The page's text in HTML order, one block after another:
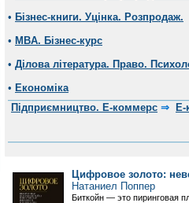
• Бізнес-книги. Уцінка. Розпродаж.
• MBA. Бізнес-курс
• Ділова література. Право.
• Економіка
Підприємництво. Е-коммерс ⇒ Е-
Цифровое золото:
Натаниел Поппер
Биткойн — это пиринговая